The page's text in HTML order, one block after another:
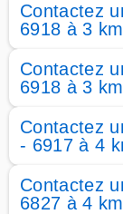
Contactez
6918 à 3
Contactez
6918 à 3
Contactez
- 6917 à 4
Contactez
6827 à 4